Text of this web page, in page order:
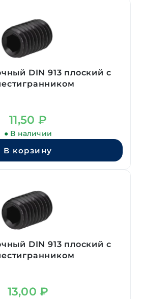
DIN 913 плоский с
11,50 ₽
● В наличии
В корзину
DIN 913 плоский с
13,00 ₽